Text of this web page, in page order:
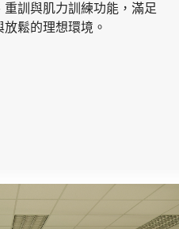
訓與肌力訓練功能，滿足
鬆的理想環境。